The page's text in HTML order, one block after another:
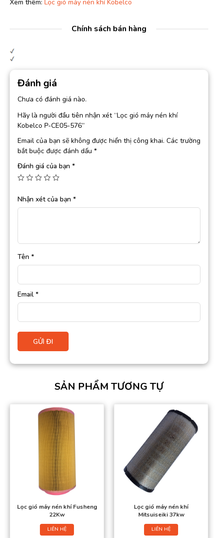
Xem thêm: Lọc gió máy nén khí Kobelco
Chính sách bán hàng
Đánh giá
Chưa có đánh giá nào.
Hãy là người đầu tiên nhận xét “Lọc gió máy nén khí
Kobelco P-CE05-576”
Email của bạn sẽ không được hiển thị công khai. Các trường
bắt buộc được đánh dấu *
Đánh giá của bạn *
Nhận xét của bạn *
Tên *
Email *
SẢN PHẨM TƯƠNG TỰ
Lọc gió máy nén khí Fusheng
22Kw
LIÊN HỆ
Lọc gió máy nén khí
Mitsuiseiki 37kw
LIÊN HỆ